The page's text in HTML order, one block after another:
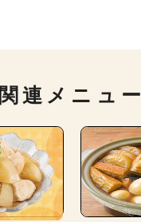
関連メニュー